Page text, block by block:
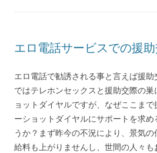
エロ電話サービスでの援
エロ電話で勧誘される事と言えば援
ではテレホンセックスと援助交際の
ョットダイヤルですが、なぜここま
ーショットダイヤルにサポートを求め
うか？まず昨今の不況により、景気
給料も上がりませんし、世間の人々